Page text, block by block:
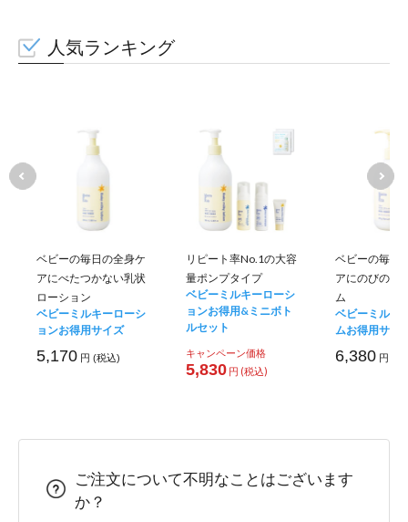
人気ランキング
ベビーの毎日の全身ケ
アにべたつかない乳状
ローション
ベビーミルキーローシ
ョンお得用サイズ
5,170 円 (税込)
リピート率No.1の大容
量ポンプタイプ
ベビーミルキーローシ
ョンお得用&ミニボト
ルセット
キャンペーン価格
5,830 円 (税込)
ベビーの毎日
アにのびのい
ム
ベビーミルキ
ムお得用サイ
6,380 円 (税
ご注文について不明なことはございます
か？